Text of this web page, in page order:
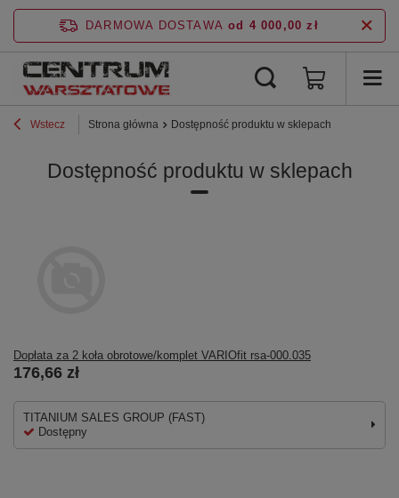
DARMOWA DOSTAWA od 4 000,00 zł
Wstecz Strona główna Dostępność produktu w sklepach
Dostępność produktu w sklepach
Dopłata za 2 koła obrotowe/komplet VARIOfit rsa-000.035
176,66 zł
TITANIUM SALES GROUP (FAST)
Dostępny